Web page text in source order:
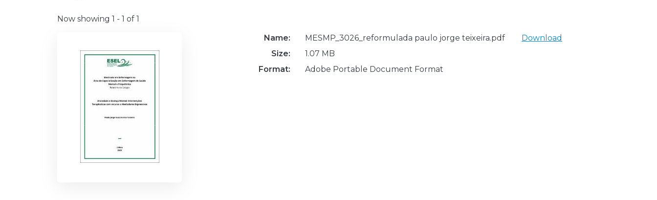
Now showing 1 - 1 of 1
Name:
MESMP_3026_reformulada paulo jorge teixeira.pdf
Size:
1.07 MB
Format:
Adobe Portable Document Format
Download